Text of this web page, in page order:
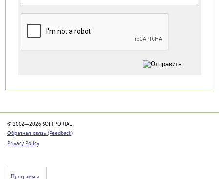
© 2002—2026 SOFTPORTAL
Обратная связь (Feedback)
Privacy Policy
Программы